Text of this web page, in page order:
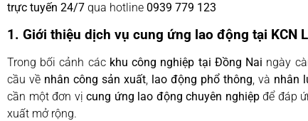
trực tuyến 24/7 qua hotline 0939 779 123
1. Giới thiệu dịch vụ cung ứng lao động tại KCN
Trong bối cảnh các khu công nghiệp tại Đồng Nai ngày
cầu về nhân công sản xuất lao động phổ thông , và nhân
cần một đơn vịcung ứng lao động chuyên nghiệpđể đáp
xuất mở rộng.